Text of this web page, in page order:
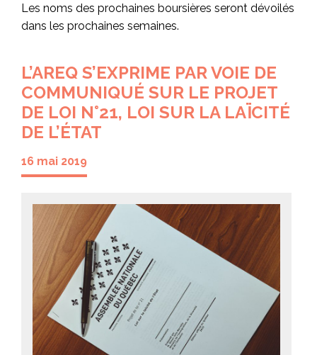
Les noms des prochaines boursières seront dévoilés
dans les prochaines semaines.
L’AREQ S’EXPRIME PAR VOIE DE
COMMUNIQUÉ SUR LE PROJET
DE LOI N°21, LOI SUR LA LAÏCITÉ
DE L’ÉTAT
16 mai 2019